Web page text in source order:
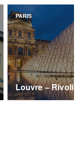
PARIS
Louvre – Rivoli